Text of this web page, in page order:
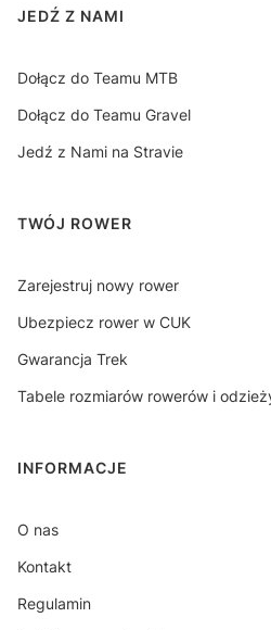
Linki w stopce
JEDŹ Z NAMI
Dołącz do Teamu MTB
Dołącz do Teamu Gravel
Jedź z Nami na Stravie
TWÓJ ROWER
Zarejestruj nowy rower
Ubezpiecz rower w CUK
Gwarancja Trek
Tabele rozmiarów rowerów i
INFORMACJE
O nas
Kontakt
Regulamin